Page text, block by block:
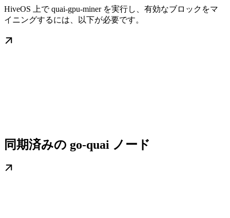
HiveOS 上で quai-gpu-miner を実行し、有効なブロックをマ
イニングするには、以下が必要です。
同期済みの go-quai ノード